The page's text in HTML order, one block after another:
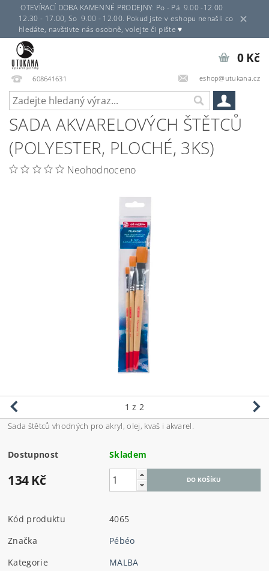
OTEVÍRACÍ DOBA KAMENNÉ PRODEJNY: Po - Pá 9.00 -12.00
12.30 - 17.00, So 9.00 - 12.00. Pokud jste v eshopu nenašli co
hledáte, navštivte nás osobně, volejte či pište ♥
608641631 eshop@utukana.cz
0 Kč
SADA AKVARELOVÝCH ŠTĚTCŮ
(POLYESTER, PLOCHÉ, 3KS)
Neohodnoceno
1 z 2
Sada štětců vhodných pro akryl, olej, kvaš i akvarel.
Dostupnost Skladem
134 Kč
Kód produktu
4065
Značka
Pébéo
Kategorie
MALBA